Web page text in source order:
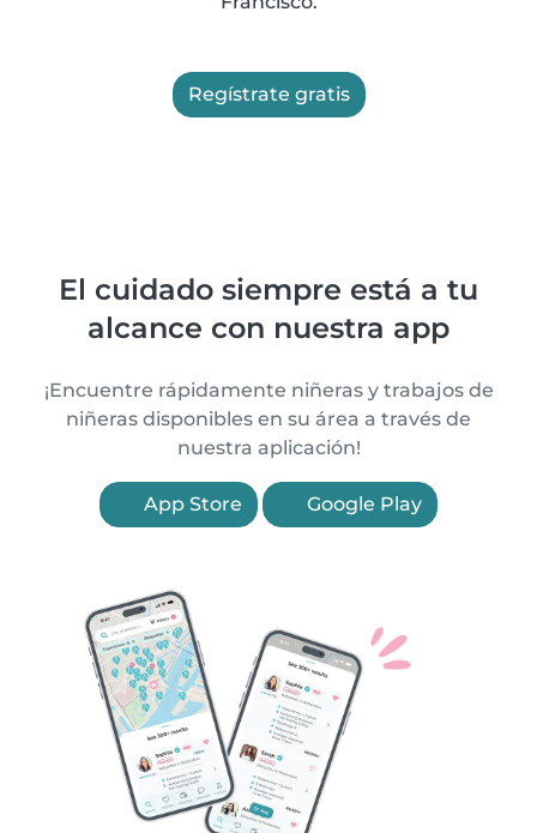
Regístrate gratis
El cuidado siempre está a tu
alcance con nuestra app
¡Encuentre rápidamente niñeras y trabajos de
niñeras disponibles en su área a través de
nuestra aplicación!
App Store Google Play